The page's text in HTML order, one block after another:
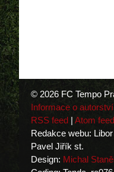
© 2026 FC Tempo
Informace o
RSS feed | Atom feed
Redakce webu:
Pavel Jiřík st.
Design: Michal